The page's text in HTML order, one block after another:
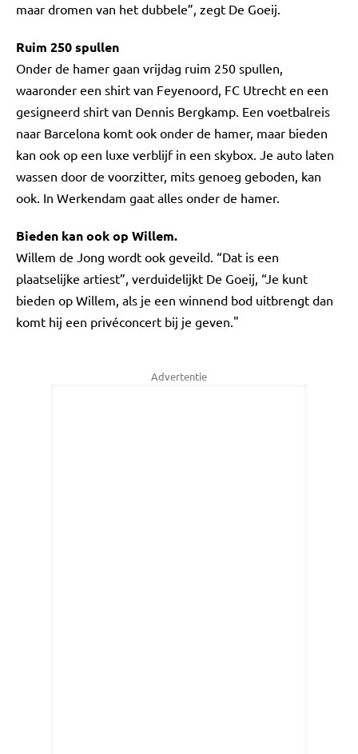
maar dromen van het dubbele”, zegt De Goeij.
Ruim 250 spullen
Onder de hamer gaan vrijdag ruim 250 spullen,
waaronder een shirt van Feyenoord, FC Utrecht en een
gesigneerd shirt van Dennis Bergkamp. Een voetbalreis
naar Barcelona komt ook onder de hamer, maar bieden
kan ook op een luxe verblijf in een skybox. Je auto laten
wassen door de voorzitter, mits genoeg geboden, kan
ook. In Werkendam gaat alles onder de hamer.
Bieden kan ook op Willem.
Willem de Jong wordt ook geveild. “Dat is een
plaatselijke artiest”, verduidelijkt De Goeij, “Je kunt
bieden op Willem, als je een winnend bod uitbrengt dan
komt hij een privéconcert bij je geven."
Advertentie